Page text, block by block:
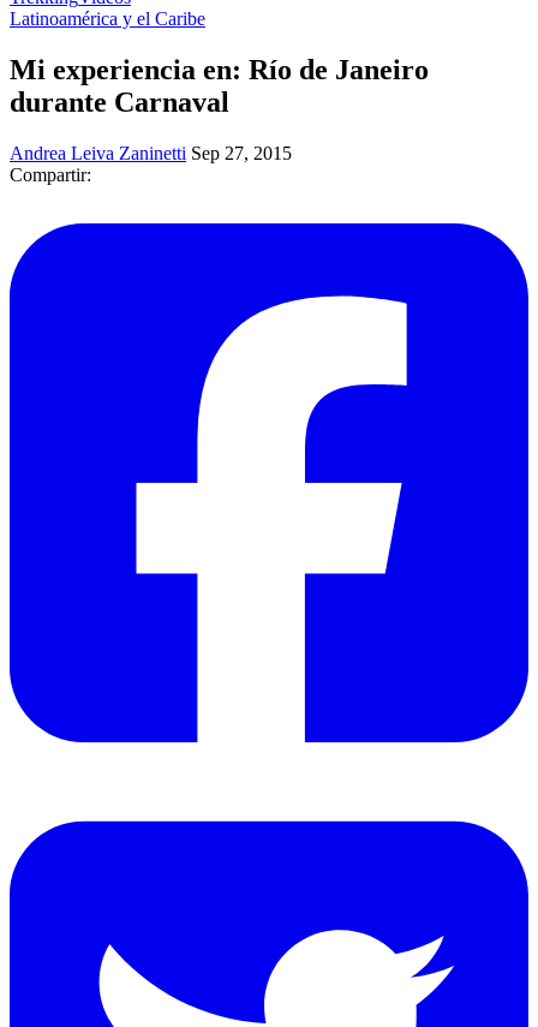
Latinoamérica y el Caribe
Mi experiencia en: Río de Janeiro
durante Carnaval
Andrea Leiva Zaninetti Sep 27, 2015
Compartir: